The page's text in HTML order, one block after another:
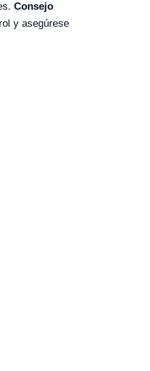
Consejo
y asegúrese